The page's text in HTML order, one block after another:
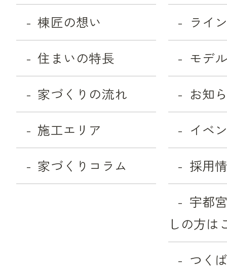
棟匠の想い
住まいの特長
ライ
モデ
家づくりの流れ
施工エリア
家づくりコラム
お知
イベ
採用
宇都
しの方は
つく